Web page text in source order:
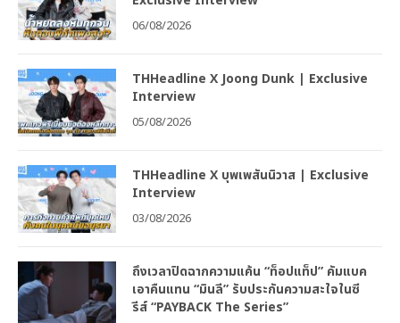
06/08/2026
THHeadline X Joong Dunk | Exclusive
Interview
05/08/2026
THHeadline X บุพเพสันนิวาส | Exclusive
Interview
03/08/2026
ถึงเวลาปิดฉากความแค้น “ท็อปแท็ป” คัมแบค
เอาคืนแทน “มินลี” รับประกันความสะใจในซี
รีส์ “PAYBACK The Series”